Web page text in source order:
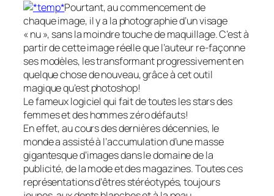
Pourtant, au commencement de
chaque image, il y a la photographie d’un visage
« nu », sans la moindre touche de maquillage. C’est à
partir de cette image réelle que l’auteur re-façonne
ses modèles, les transformant progressivement en
quelque chose de nouveau, grâce à cet outil
magique qu’est photoshop!
Le fameux logiciel qui fait de toutes les stars des
femmes et des hommes zéro défauts!
En effet, au cours des dernières décennies, le
monde a assisté à l’accumulation d’une masse
gigantesque d’images dans le domaine de la
publicité, de la mode et des magazines. Toutes ces
représentations d’êtres stéréotypés, toujours